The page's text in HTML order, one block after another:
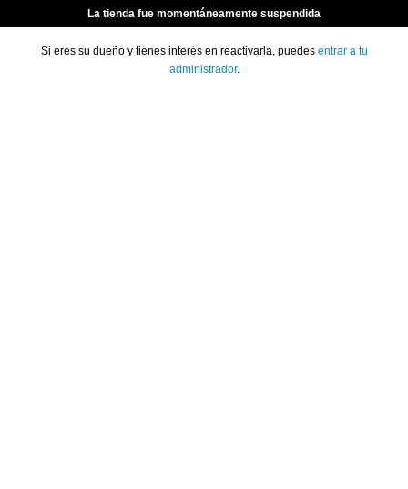
La tienda fue momentáneamente suspendida
Si eres su dueño y tienes interés en reactivarla, puedes entrar a tu
administrador.